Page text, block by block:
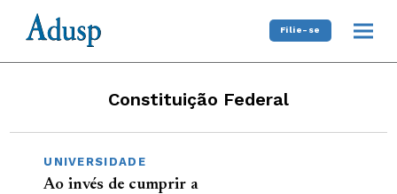
Filie-se
Constituição Federal
UNIVERSIDADE
Ao invés de cumprir a